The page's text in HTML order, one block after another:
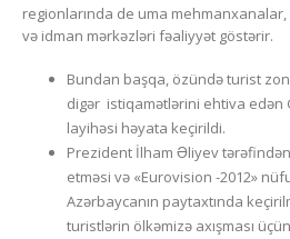
regionlarında de uma
və idman mərkəzləri fəaliyyət göstərir.
Bundan başqa, özündə turist
digər istiqamətlərini ehtiva edən
layihəsi həyata keçirildi.
Prezident İlham Əliyev
etməsi və «Eurovision -2012»
Azərbaycanın paytaxtında
turistlərin ölkəmizə axışması